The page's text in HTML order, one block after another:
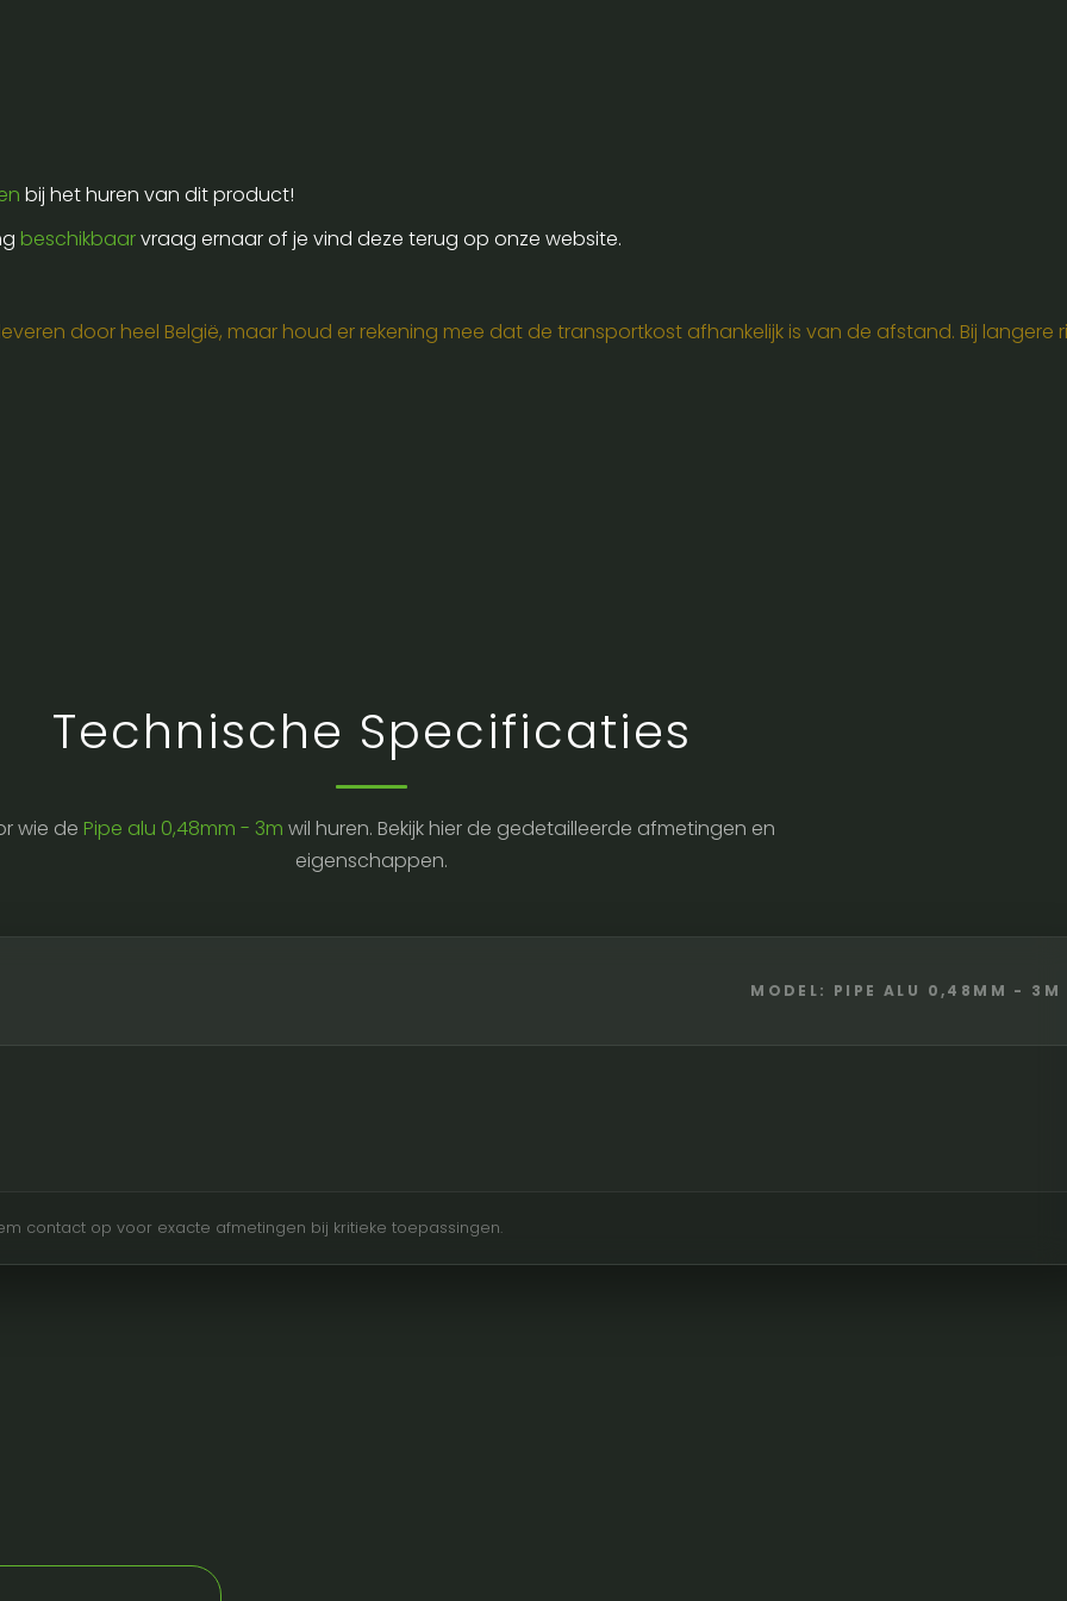
bij het huren van dit product!
beschikbaarvraag ernaar of je vind deze terug op onze website.
door heel België, maar houd er rekening mee dat de transportkost afhankelijk is van de afstand. Bij
Technische Specificaties
wie de Pipe alu 0,48mm - 3m wil huren. Bekijk hier de gedetailleerde afmetingen en
eigenschappen.
MODEL: PIPE ALU 0,48MM - 3M
contact op voor exacte afmetingen bij kritieke toepassingen.